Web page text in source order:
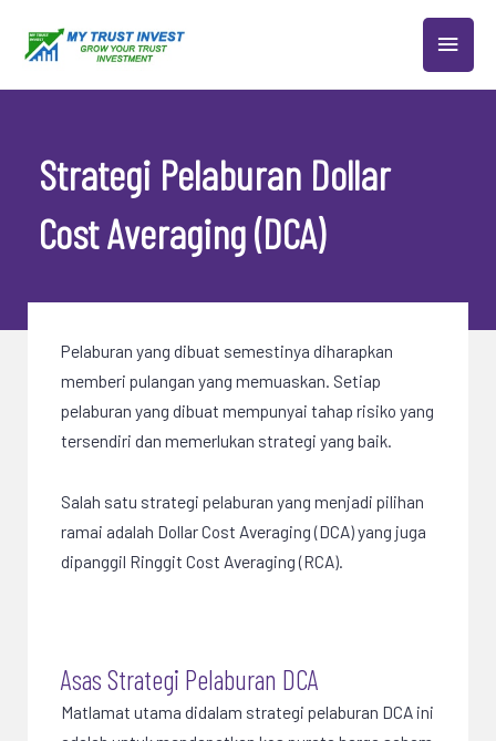
MAIN
Strategi Pelaburan Dollar
Cost Averaging (DCA)
Pelaburan yang dibuat semestinya diharapkan
memberi pulangan yang memuaskan. Setiap
pelaburan yang dibuat mempunyai tahap risiko yang
tersendiri dan memerlukan strategi yang baik.
Salah satu strategi pelaburan yang menjadi pilihan
ramai adalah Dollar Cost Averaging (DCA) yang juga
dipanggil Ringgit Cost Averaging (RCA).
Asas Strategi Pelaburan DCA
Matlamat utama didalam strategi pelaburan DCA ini